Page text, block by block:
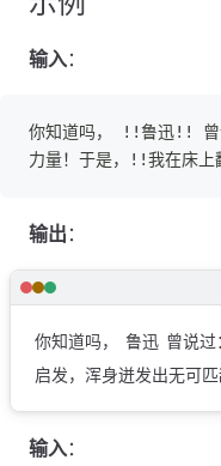
输入：
你知道吗， !!鲁迅!! 曾
力量！于是，!!我在床上
输出 ：
你知道吗， 鲁迅 曾说过
启发，浑身迸发出无可匹
输入：